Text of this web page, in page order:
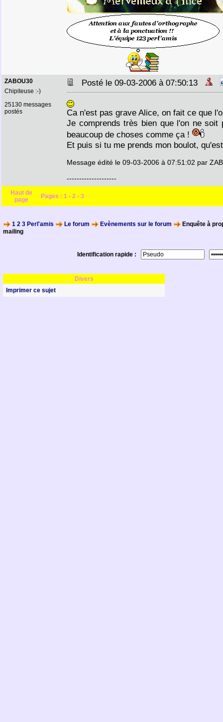
ZABOU30
Chipiteuse :-)
25130 messages
postés
Posté le 09-03-2006 à 07:50:13
Ca n'est pas grave Alice, on fait ce que
Je comprends très bien que l'on ne
beaucoup de choses comme ça !
Et puis si tu me prends mon boulot,
Message édité le 09-03-2006 à 07:51:02 par
--------------------
Haut de
page
Pages : 1 - 2 - 3
1 2 3 Perl'amis Le forum Evènements sur le forum
Enquête à
mailing
Identification rapide :
Divers
Imprimer ce sujet